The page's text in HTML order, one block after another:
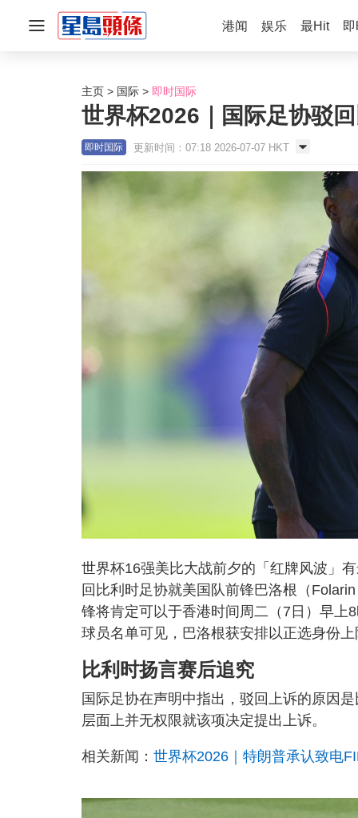
港闻 娱乐 最Hit
主页 国际 即时国际
世界杯2026｜国际足协驳
即时国际 更新时间：07:18 2026-07-07 HKT
世界杯16强美比大战前夕的「红牌风波」
回比利时足协就美国队前锋巴洛根（
锋将肯定可以于香港时间周二（7日）早上
球员名单可见，巴洛根获安排以正选身份上
比利时扬言赛后追究
国际足协在声明中指出，驳回上诉的原因
层面上并无权限就该项决定提出上诉。
相关新闻： 世界杯2026｜特朗普承认致电